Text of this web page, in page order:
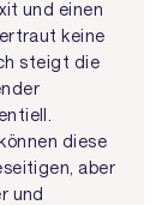
und einen
keine
steigt die
diese
aber
und